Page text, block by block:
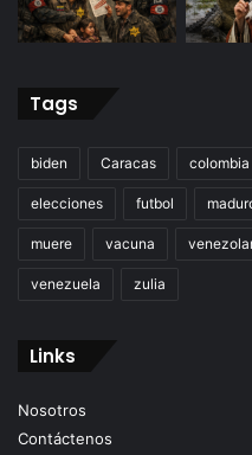
Tags
biden Caracas colombia
elecciones futbol
muere vacuna
venezuela zulia
Links
Nosotros
Contáctenos